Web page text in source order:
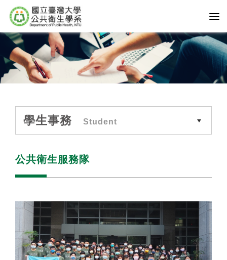
學生事務 Student
公共衛生服務隊